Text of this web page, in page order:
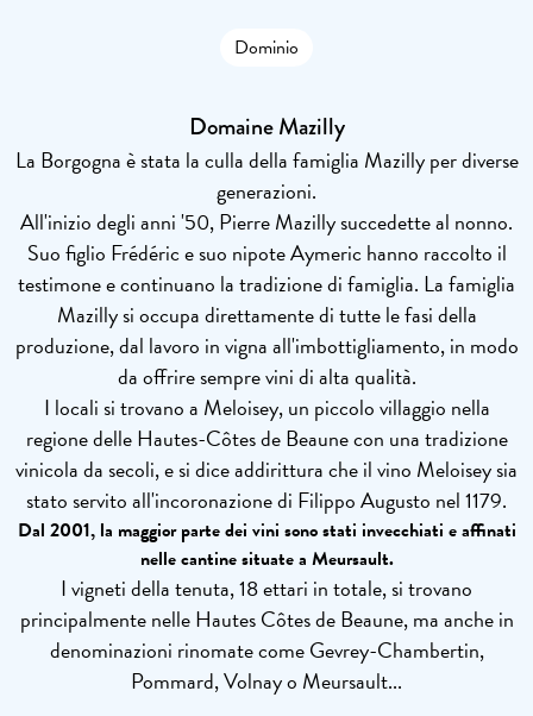
Dominio
Domaine Mazilly
La Borgogna è stata la culla della famiglia Mazilly per diverse
generazioni.
All'inizio degli anni '50, Pierre Mazilly succedette al nonno.
Suo figlio Frédéric e suo nipote Aymeric hanno raccolto il
testimone e continuano la tradizione di famiglia. La famiglia
Mazilly si occupa direttamente di tutte le fasi della
produzione, dal lavoro in vigna all'imbottigliamento, in modo
da offrire sempre vini di alta qualità.
I locali si trovano a Meloisey, un piccolo villaggio nella
regione delle Hautes-Côtes de Beaune con una tradizione
vinicola da secoli, e si dice addirittura che il vino Meloisey sia
stato servito all'incoronazione di Filippo Augusto nel 1179.
Dal 2001, la maggior parte dei vini sono stati invecchiati e affinati
nelle cantine situate a Meursault.
I vigneti della tenuta, 18 ettari in totale, si trovano
principalmente nelle Hautes Côtes de Beaune, ma anche in
denominazioni rinomate come Gevrey-Chambertin,
Pommard, Volnay o Meursault...